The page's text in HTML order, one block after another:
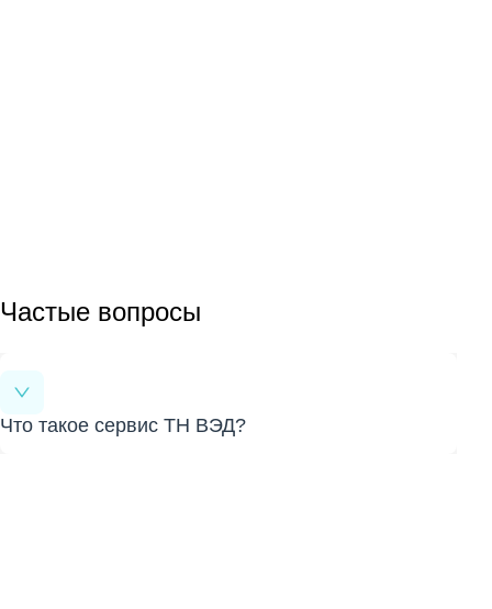
Частые вопросы
Что такое сервис ТН ВЭД?